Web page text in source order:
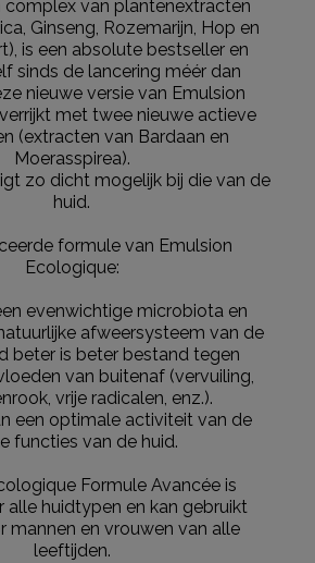
en kan gebruikt worden door
van alle leeftijden.
textuur voelt aan als een
de huid een matte uitstraling.
kan los gebruikt worden of als
klaar ligt dan ontvang je een mail.
van de track & trace code
FAQ’s over levering.
terug te sturen of te
heb je dan nog eens 14
kun je contact met ons
van eenmodelformulier
in de winkel
ook terugbrengen of omruilen in
de buurt. Hiervoor hoef je geen
FAQ’s over retourneren.
complex van plantenextracten
Ginseng, Rozemarijn, Hop en
is een absolute bestseller en
sinds de lancering méér dan
nieuwe versie van Emulsion
met twee nieuwe actieve
(extracten van Bardaan en
Moerasspirea).
zo dicht mogelijk bij die van de
huid.
formule van Emulsion
Ecologique:
evenwichtige microbiota en
afweersysteem van de
beter is beter bestand tegen
van buitenaf (vervuiling,
vrije radicalen, enz.).
een optimale activiteit van de
functies van de huid.
Formule Avancée is
alle huidtypen en kan gebruikt
mannen en vrouwen van alle
leeftijden.